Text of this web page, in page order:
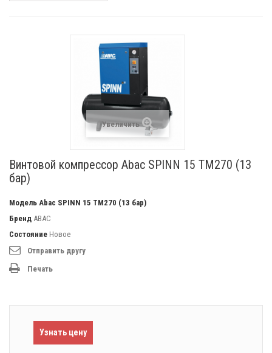
Увеличить
Винтовой компрессор Abac SPINN 15 TM270 (13
бар)
Модель Abac SPINN 15 TM270 (13 бар)
Бренд ABAC
Состояние Новое
Отправить другу
Печать
Узнать цену